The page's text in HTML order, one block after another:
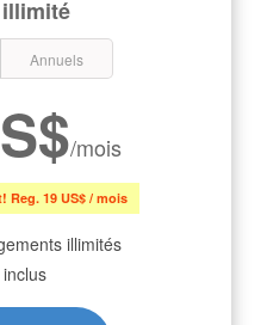
Annuels
/mois
Reg. 19 US$ / mois
illimités